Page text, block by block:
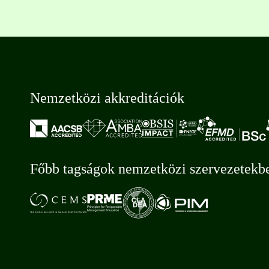
Nemzetközi akkreditációk
Főbb tagságok nemzetközi